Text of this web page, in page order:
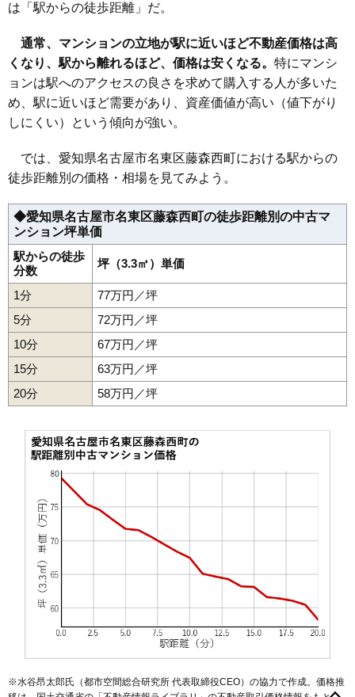
30 小井堀町 113万円
31 引山 107万円 2,348万円 51.0%
32 高針原 107万円 2,346万円 51.8%
33 八前 104万円 2,284万円 75.4%
34 文教台 89万円 1,959万円 57.4%
35 名東本通 86万円
36 猪子石原 83万円 1,654万円 70.9%
37 香南 71万円
39 藤里町 50万円 954万円 81.1%
は「駅からの徒歩距離」だ。
通常、マンションの立地が駅に近いほど不動産価格は高
くなり、駅から離れるほど、価格は安くなる。 特にマンシ
ョンは駅へのアクセスの良さを求めて購入する人が多いた
め、駅に近いほど需要があり、資産価値が高い（値下がり
しにくい）という傾向が強い。
では、愛知県名古屋市名東区藤森西町における駅からの
徒歩距離別の価格・相場を見てみよう。
◆愛知県名古屋市名東区藤森西町の徒歩距離別の中古マ
ンション坪単価
駅からの徒歩
分数
坪（3.3㎡）単価
1分
77万円／坪
5分
72万円／坪
10分
67万円／坪
15分
63万円／坪
20分
58万円／坪
※水谷昂太郎氏（都市空間総合研究所 代表取締役CEO）の協力で作成。価格推
明が丘石が根町猪高台一社猪子石 猪子石原植園町扇町